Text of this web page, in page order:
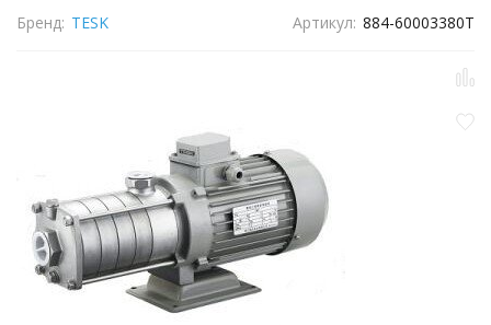
Бренд: TESK Артикул: 884-60003380T